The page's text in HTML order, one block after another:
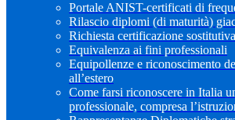
Portale ANIST-certificati di
Rilascio diplomi (di maturità)
Richiesta certificazione
Equivalenza ai fini professionali
Equipollenze e riconoscimento
all’estero
Come farsi riconoscere in Italia
professionale, compresa